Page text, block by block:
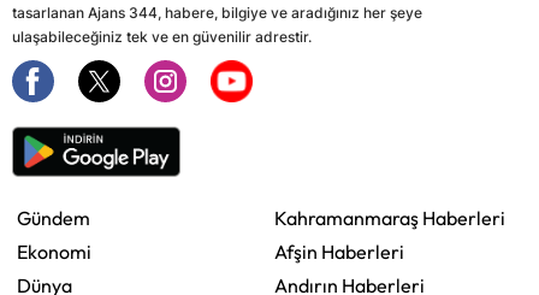
tasarlanan Ajans 344, habere, bilgiye ve aradığınız her şeye
ulaşabileceğiniz tek ve en güvenilir adrestir.
Gündem
Ekonomi
Dünya
Kahramanmaraş Haberleri
Afşin Haberleri
Andırın Haberleri